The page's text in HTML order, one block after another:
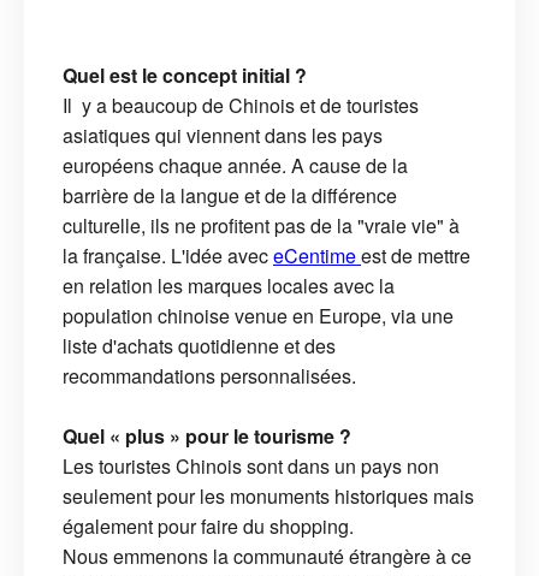
Quel est le concept initial ?
Il y a beaucoup de Chinois et de touristes
asiatiques qui viennent dans les pays
européens chaque année. A cause de la
barrière de la langue et de la différence
culturelle, ils ne profitent pas de la "vraie vie" à
la française. L'idée aveceCentimeest de mettre
en relation les marques locales avec la
population chinoise venue en Europe, via une
liste d'achats quotidienne et des
recommandations personnalisées.
Quel « plus » pour le tourisme ?
Les touristes Chinois sont dans un pays non
seulement pour les monuments historiques mais
également pour faire du shopping.
Nous emmenons la communauté étrangère à ce